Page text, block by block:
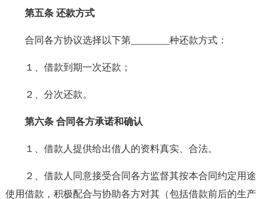
第五条 还款方式
合同各方协议选择以下第________种还款方式：
１、借款到期一次还款；
２、分次还款。
第六条 合同各方承诺和确认
１、借款人提供给出借人的资料真实、合法。
２、借款人同意接受合同各方监督其按本合同约定用途
使用借款，积极配合与协助各方对其（包括借款前后的生产